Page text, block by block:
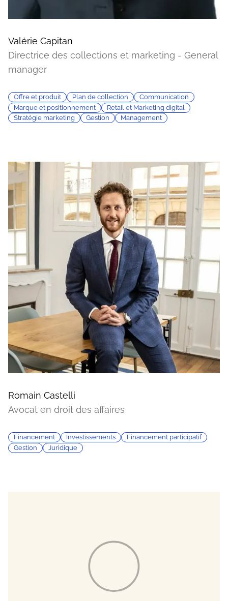
Valérie Capitan
Directrice des collections et marketing - General
manager
Offre et produit Plan de collection
Communication
Marque et positionnement
Retail et Marketing digital
Stratégie marketing
Gestion Management
Romain Castelli
Avocat en droit des affaires
Financement Investissements
Financement participatif
Gestion
Juridique